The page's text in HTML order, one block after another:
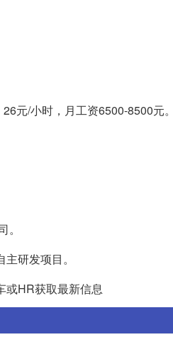
元/小时，月工资6500-8500元。
研发项目。
或HR获取最新信息